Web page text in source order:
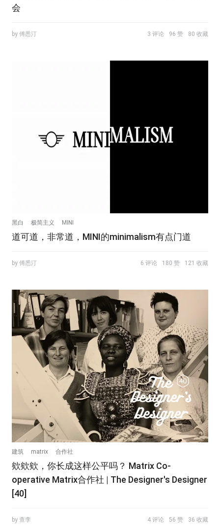
会
by 傅悉汀 3 评论 96 赞 80 收藏
黑白 极简主义 MINI
道可道，非常道，MINI的minimalism有点门道
by 傅悉汀 6 评论 180 赞 121 收藏
建筑 matrix 合作社
欸欸欸，你长成这样公平吗？ Matrix Co-
operative Matrix合作社 | The Designer's Designer
[40]
by 查李 4 评论 56 赞 36 收藏